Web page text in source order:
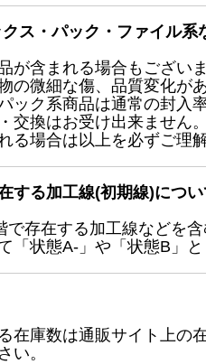
ス・パック・ファイル系
が含まれる場合もございま
の微細な傷、品質変化が
ック系商品は通常の封入
交換はお受け出来ません。
る場合は以上を必ずご理
する加工線(初期線)につい
存在する加工線などを
「状態A-」や「状態B」と
在庫数は通販サイト上の
い。